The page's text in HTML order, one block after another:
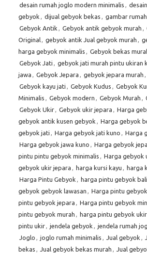
desain rumah joglo modern minimalis ,
gebyok , dijual gebyok bekas , gambar
Gebyok Antik , Gebyok antik gebyok murah ,
Original, gebyok antik Jual gebyok murah ,
harga gebyok minimalis , Gebyok bekas
Gebyok Jati , gebyok jati murah pintu ukiran
jawa , Gebyok Jepara , gebyok jepara murah ,
Gebyok kayu jati , Gebyok Kudus , Gebyok
Minimalis , Gebyok modern , Gebyok Murah ,
Gebyok Ukir, Gebyok ukir jepara , Harga
gebyok antik kusen gebyok , Harga gebyok
gebyok jati , Harga gebyok jati kuno , Harga
Harga gebyok jawa kuno , Harga gebyok
pintu pintu gebyok minimalis , Harga gebyok
gebyok ukir jepara , harga kursi kayu , harga
Harga Pintu Gebyok , harga pintu gebyok bali
gebyok gebyok lawasan , Harga pintu
pintu gebyok jepara , Harga pintu gebyok
pintu gebyok murah , harga pintu gebyok
pintu ukir, jendela gebyok , jendela rumah
Joglo , joglo rumah minimalis , Jual gebyok ,
bekas , Jual gebyok bekas murah , Jual